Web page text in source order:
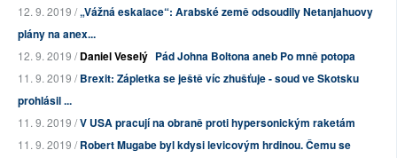
12. 9. 2019 /„Vážná eskalace“: Arabské země odsoudily Netanjahuovy
plány na anex...
12. 9. 2019 /Daniel Veselý Pád Johna Boltona aneb Po mně potopa
11. 9. 2019 /Brexit: Zápletka se ještě víc zhušťuje - soud ve Skotsku
prohlásil ...
11. 9. 2019 /V USA pracují na obraně proti hypersonickým raketám
11. 9. 2019 /Robert Mugabe byl kdysi levicovým hrdinou. Čemu se